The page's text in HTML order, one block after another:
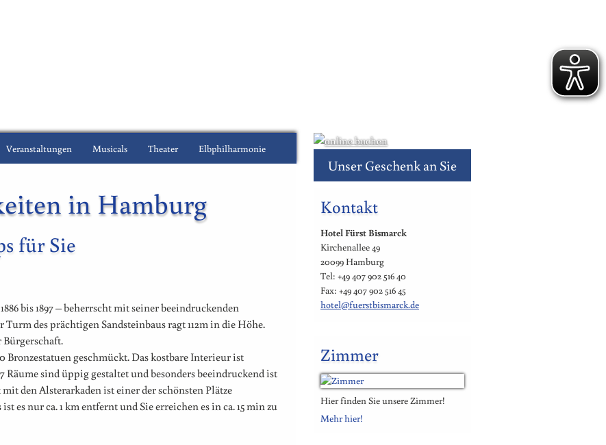
Veranstaltungen Musicals Theater Elbphilharmonie
in Hamburg
für Sie
bis 1897 – beherrscht mit seiner beeindruckenden
des prächtigen Sandsteinbaus ragt 112m in die Höhe.
Bürgerschaft.
Bronzestatuen geschmückt. Das kostbare Interieur ist
sind üppig gestaltet und besonders beeindruckend ist
den Alsterarkaden ist einer der schönsten Plätze
es nur ca. 1 km entfernt und Sie erreichen es in ca. 15 min zu
Unser Geschenk an Sie
Kontakt
Hotel Fürst Bismarck
Kirchenallee 49
20099 Hamburg
Tel: +49 407 902 516 40
Fax: +49 407 902 516 45
hotel@fuerstbismarck.de
Zimmer
Hier finden Sie unsere Zimmer!
Mehr hier!